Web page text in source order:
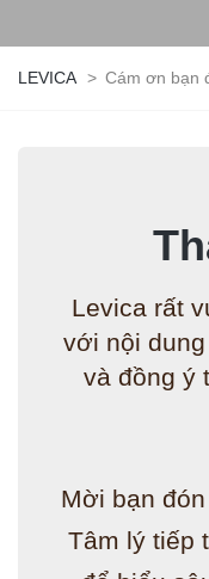
LEVICA > Cám ơn bạn
Levica rất
với nội
và đồng ý
Mời bạn
Tâm lý tiếp